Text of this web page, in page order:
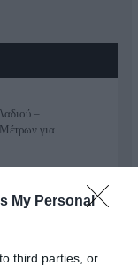
My Personal
third parties, or
–
για
πίεσης και
με το υγρά είναι